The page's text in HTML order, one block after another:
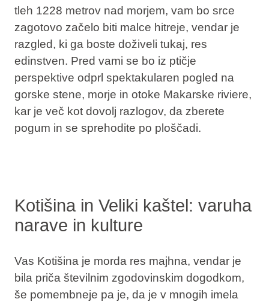
tleh 1228 metrov nad morjem, vam bo srce
zagotovo začelo biti malce hitreje, vendar je
razgled, ki ga boste doživeli tukaj, res
edinstven. Pred vami se bo iz ptičje
perspektive odprl spektakularen pogled na
gorske stene, morje in otoke Makarske riviere,
kar je več kot dovolj razlogov, da zberete
pogum in se sprehodite po ploščadi.
Kotišina in Veliki kaštel: varuha
narave in kulture
Vas Kotišina je morda res majhna, vendar je
bila priča številnim zgodovinskim dogodkom,
še pomembneje pa je, da je v mnogih imela